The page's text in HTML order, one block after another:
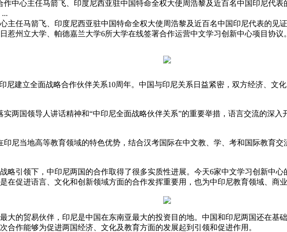
作中心主任马箭飞、印度尼西亚驻中国特命全权大使周浩黎及近百名中国印尼代
主任马箭飞、印度尼西亚驻中国特命全权大使周浩黎及近百名中国印尼代表的见
惹州立大学、帕德嘉兰大学6所大学在线签署合作运营中文学习创新中心项目协议。
尼建立全面战略合作伙伴关系10周年。中国与印尼关系日益紧密，双方经济、文
两国领导人讲话精神和“中印尼全面战略伙伴关系”的重要举措，语言交流的深入
尼当地高等教育领域的特色优势，结合汉考国际在中文教、学、考和国际教育
略引领下，中印尼两国的合作取得了很多实质性进展。今天6家中文学习创新中
在促进语言、文化和创新领域方面的合作发挥重要用，也为中印尼教育领域、商
大的贸易伙伴，印尼是中国在东南亚最大的投资目的地。中国和印尼两国还在基
合作能够为促进两国经济、文化及教育方面的发展起到引领和促进作用。